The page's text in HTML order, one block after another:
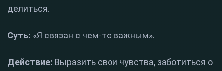
делиться.
Суть: «Я связан с чем-то важным».
Действие: Выразить свои чувства, заботиться о